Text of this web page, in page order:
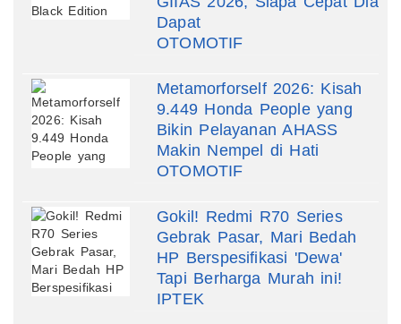
Dapat
OTOMOTIF
Metamorforself 2026: Kisah
9.449 Honda People yang
Bikin Pelayanan AHASS
Makin Nempel di Hati
OTOMOTIF
Gokil! Redmi R70 Series
Gebrak Pasar, Mari Bedah
HP Berspesifikasi 'Dewa'
Tapi Berharga Murah ini!
IPTEK